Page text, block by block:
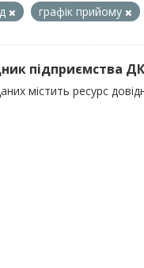
графік прийому
підприємства
містить ресурс